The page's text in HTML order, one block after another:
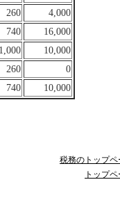
260
4,000
740
16,000
1,000
10,000
260
0
740 10,000
税務のトップペ
トップ